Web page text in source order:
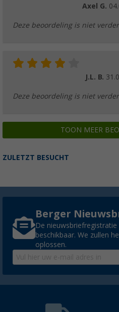
Axel G.
Deze beoordeling is niet
J.L. B.
Deze beoordeling is niet
TOON MEER
ZULETZT BESUCHT
Berger
De
beschikbaar. We zullen
oplossen.